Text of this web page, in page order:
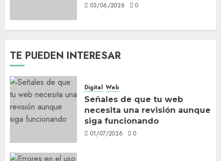
03/06/2026 0
TE PUEDEN INTERESAR
Digital Web
Señales de que tu web
necesita una revisión aunque
siga funcionando
01/07/2026 0